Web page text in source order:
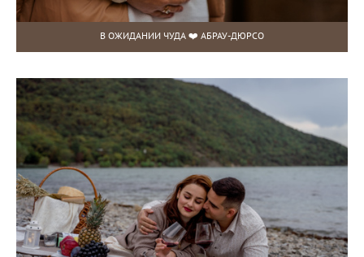
В ОЖИДАНИИ ЧУДА ❤️ АБРАУ-ДЮРСО